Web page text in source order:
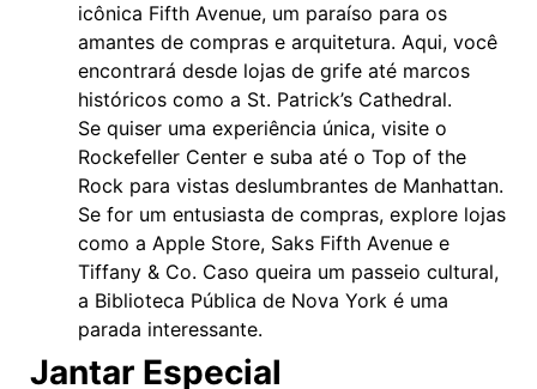
icônica Fifth Avenue, um paraíso para os
amantes de compras e arquitetura. Aqui, você
encontrará desde lojas de grife até marcos
históricos como a St. Patrick’s Cathedral.
Se quiser uma experiência única, visite o
Rockefeller Center e suba até o Top of the
Rock para vistas deslumbrantes de Manhattan.
Se for um entusiasta de compras, explore lojas
como a Apple Store, Saks Fifth Avenue e
Tiffany & Co. Caso queira um passeio cultural,
a Biblioteca Pública de Nova York é uma
parada interessante.
Jantar Especial